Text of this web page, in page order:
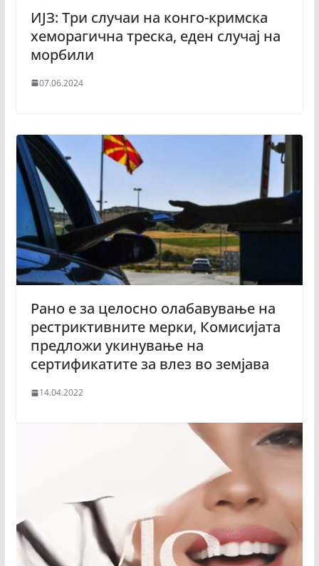
ИЈЗ: Три случаи на конго-кримска
хеморагична треска, еден случај на
морбили
07.06.2024
Рано е за целосно олабавување на
рестриктивните мерки, Комисијата
предложи укинување на
сертификатите за влез во земјава
14.04.2022